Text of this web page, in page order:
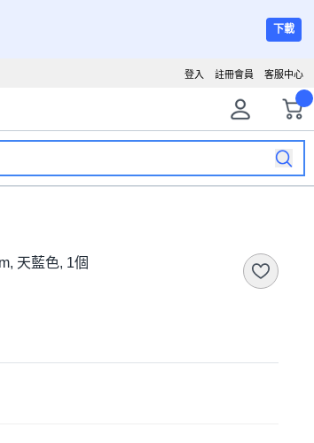
下載
客服中心
註冊會員
登入
天藍色, 1個